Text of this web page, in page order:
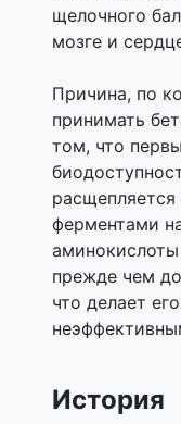
щелочного
мозге и
Причина, по
принимать
том, что
ферментами
прежде чем
что делает
История